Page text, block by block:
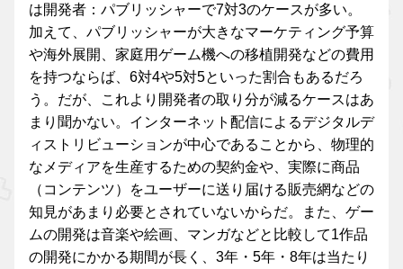
は開発者：パブリッシャーで7対3のケースが多い。
加えて、パブリッシャーが大きなマーケティング予算
や海外展開、家庭用ゲーム機への移植開発などの費用
を持つならば、6対4や5対5といった割合もあるだろ
う。だが、これより開発者の取り分が減るケースはあ
まり聞かない。インターネット配信によるデジタルデ
ィストリビューションが中心であることから、物理的
なメディアを生産するための契約金や、実際に商品
（コンテンツ）をユーザーに送り届ける販売網などの
知見があまり必要とされていないからだ。また、ゲー
ムの開発は音楽や絵画、マンガなどと比較して1作品
の開発にかかる期間が長く、3年・5年・8年は当たり